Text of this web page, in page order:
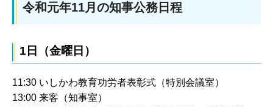
令和元年11月の知事公務日程
1日（金曜日）
11:30 いしかわ教育功労者表彰式（特別会議室）
13:00 来客（知事室）